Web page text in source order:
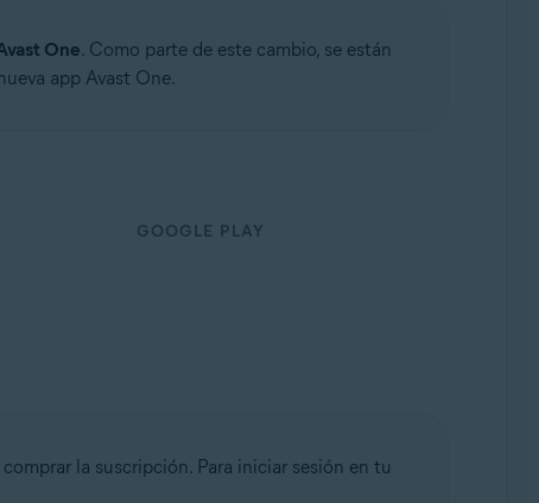
One. Como parte de este cambio, se están
app Avast One.
GOOGLE PLAY
la suscripción. Para iniciar sesión en tu